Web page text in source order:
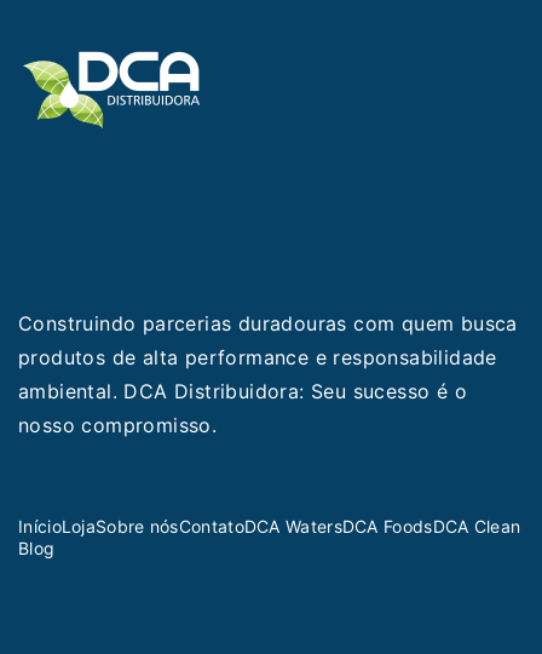
Construindo parcerias duradouras com quem busca
produtos de alta performance e responsabilidade
ambiental. DCA Distribuidora: Seu sucesso é o
nosso compromisso.
InícioLojaSobre nósContatoDCA WatersDCA FoodsDCA Clean
Blog